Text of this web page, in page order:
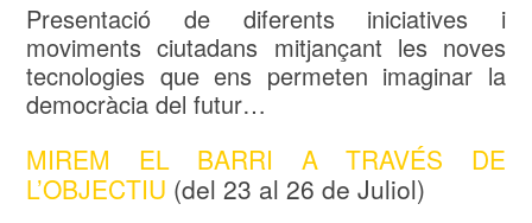
Presentació de diferents iniciatives i
moviments ciutadans mitjançant les noves
tecnologies que ens permeten imaginar la
democràcia del futur…
MIREM EL BARRI A TRAVÉS DE
L’OBJECTIU (del 23 al 26 de Juliol)